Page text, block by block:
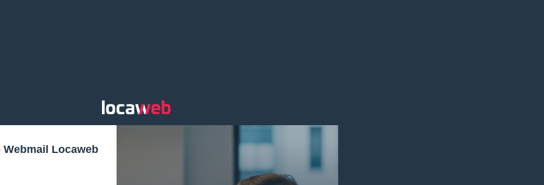
Webmail Locaweb